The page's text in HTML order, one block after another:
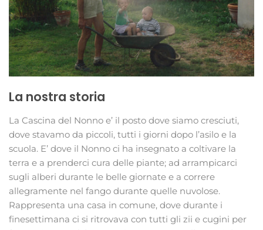
La nostra storia
La Cascina del Nonno e’ il posto dove siamo cresciuti,
dove stavamo da piccoli, tutti i giorni dopo l’asilo e la
scuola. E’ dove il Nonno ci ha insegnato a coltivare la
terra e a prenderci cura delle piante; ad arrampicarci
sugli alberi durante le belle giornate e a correre
allegramente nel fango durante quelle nuvolose.
Rappresenta una casa in comune, dove durante i
finesettimana ci si ritrovava con tutti gli zii e cugini per